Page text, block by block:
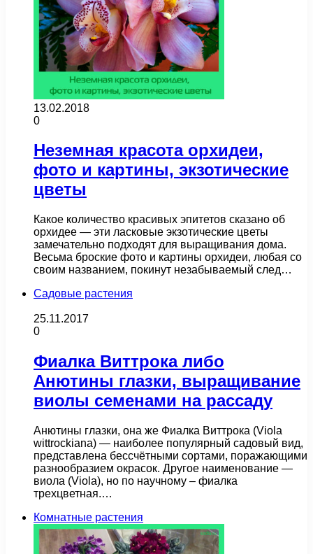
13.02.2018
0
Неземная красота орхидеи,
фото и картины, экзотические
цветы
Какое количество красивых эпитетов сказано об
орхидее — эти ласковые экзотические цветы
замечательно подходят для выращивания дома.
Весьма броские фото и картины орхидеи, любая со
своим названием, покинут незабываемый след…
Садовые растения
25.11.2017
0
Фиалка Виттрока либо
Анютины глазки, выращивание
виолы семенами на рассаду
Анютины глазки, она же Фиалка Виттрока (Viola
wittrockiana) — наиболее популярный садовый вид,
представлена бессчётными сортами, поражающими
разнообразием окрасок. Другое наименование —
виола (Viola), но по научному – фиалка
трехцветная.…
Комнатные растения